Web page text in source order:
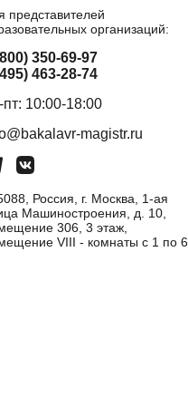
представителей
организаций:
350-69-97
463-28-74
пт: 10:00-18:00
magistr.ru
Россия, г. Москва, 1-ая
Машиностроения, д. 10,
306, 3 этаж,
VIII - комнаты с 1 по 6